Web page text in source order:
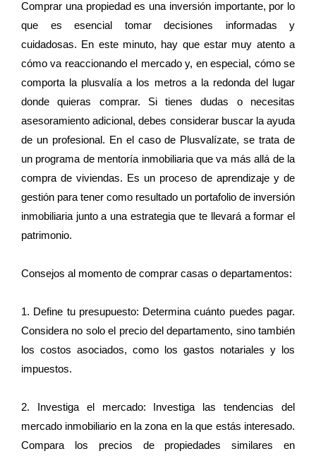
Comprar una propiedad es una inversión importante, por lo
que es esencial tomar decisiones informadas y
cuidadosas. En este minuto, hay que estar muy atento a
cómo va reaccionando el mercado y, en especial, cómo se
comporta la plusvalía a los metros a la redonda del lugar
donde quieras comprar. Si tienes dudas o necesitas
asesoramiento adicional, debes considerar buscar la ayuda
de un profesional. En el caso de Plusvalízate, se trata de
un programa de mentoría inmobiliaria que va más allá de la
compra de viviendas. Es un proceso de aprendizaje y de
gestión para tener como resultado un portafolio de inversión
inmobiliaria junto a una estrategia que te llevará a formar el
patrimonio.
Consejos al momento de comprar casas o departamentos:
1. Define tu presupuesto: Determina cuánto puedes pagar.
Considera no solo el precio del departamento, sino también
los costos asociados, como los gastos notariales y los
impuestos.
2. Investiga el mercado: Investiga las tendencias del
mercado inmobiliario en la zona en la que estás interesado.
Compara los precios de propiedades similares en